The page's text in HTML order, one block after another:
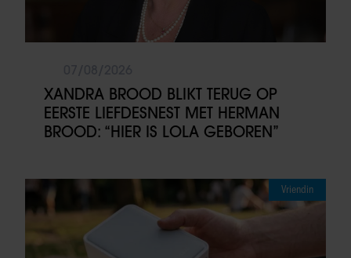
XANDRA BROOD BLIKT TERUG OP
EERSTE LIEFDESNEST MET HERMAN
BROOD: “HIER IS LOLA GEBOREN”
Vriendin